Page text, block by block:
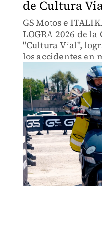
de Cultura
GS Motos e
LOGRA 2026 de
"Cultura Vial",
los accidentes en